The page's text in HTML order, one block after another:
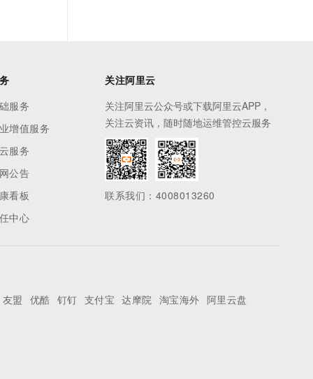
服务
增值服务
服务
公告
看板
中心
关注阿里云
关注阿里云公众号或下载阿里云APP，
关注云资讯，随时随地运维管控云服务
联系我们：4008013260
友盟 优酷 钉钉 支付宝 达摩院 淘宝海外 阿里云盘